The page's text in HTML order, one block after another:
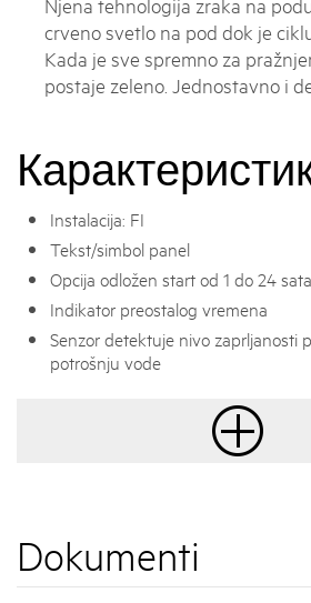
crveno svetlo na pod dok je
Kada je sve spremno za
postaje zeleno. Jednostavno i
Instalacija: FI
Tekst/simbol panel
Opcija odložen start od 1 do 24 sata
Indikator preostalog vremena
Senzor detektuje nivo zaprljanosti
potrošnju vode
Dokumenti